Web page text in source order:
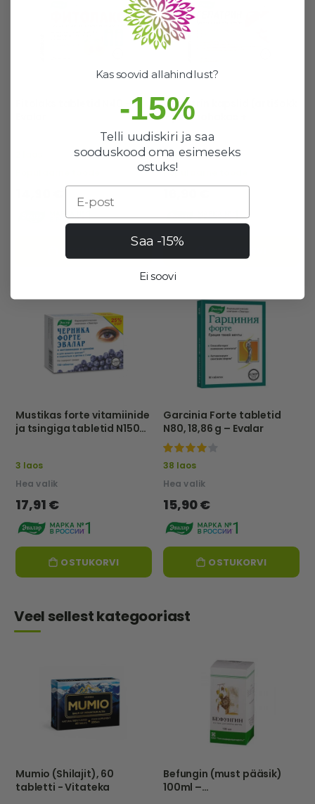
Gepatrin kapslid (artišokk
+ piimaohakas +
fosfolipiidid) 0,33 g N30 |
Evalar
100%
194 laos
Populaarne toode
Mustikas forte vitamiinide
ja tsingiga tabletid N150
3 laos
Hea valik
17,91 €
OSTUKORVI
Garcinia Forte tabletid
N80, 18,86 g – Evalar
38 laos
Hea valik
15,90 €
OSTUKORVI
Veel sellest kategooriast
Mumio (Shilajit), 60
tabletti - Vitateka
Befungin (must pääsik)
100ml –
Kas soovid allahindlust?
-15%
Telli uudiskiri ja saa
sooduskood oma esimeseks
ostuks!
Saa -15%
Ei soovi